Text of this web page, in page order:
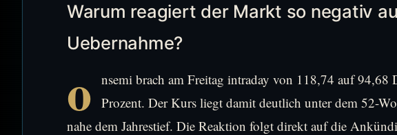
Warum reagiert der Markt so negativ
Uebernahme?
o nsemi brach am Freitag intraday von 118,74 auf
Prozent. Der Kurs liegt damit deutlich unter dem 52-
nahe dem Jahrestief. Die Reaktion folgt direkt auf die